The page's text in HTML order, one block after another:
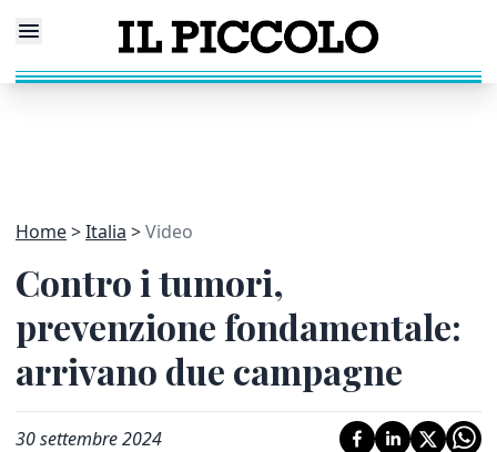
Home Italia Video
Contro i tumori,
prevenzione fondamentale:
arrivano due campagne
30 settembre 2024